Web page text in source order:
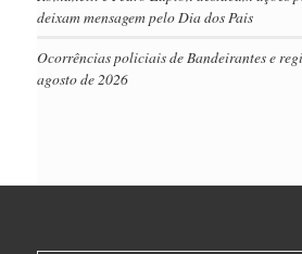
deixam mensagem pelo Dia dos Pais
Ocorrências policiais de Bandeirantes e
agosto de 2026